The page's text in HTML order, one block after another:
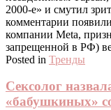
2000-е» и смутил
комментарии
компании Meta,
запрещенной в РФ)
Posted in Тренды
Сексолог
«бабушкиных»